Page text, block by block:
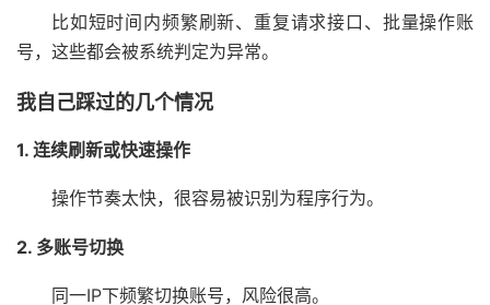
比如短时间内频繁刷新、重复请求接口、批量操作账
号，这些都会被系统判定为异常。
我自己踩过的几个情况
1. 连续刷新或快速操作
操作节奏太快，很容易被识别为程序行为。
2. 多账号切换
同一IP下频繁切换账号，风险很高。